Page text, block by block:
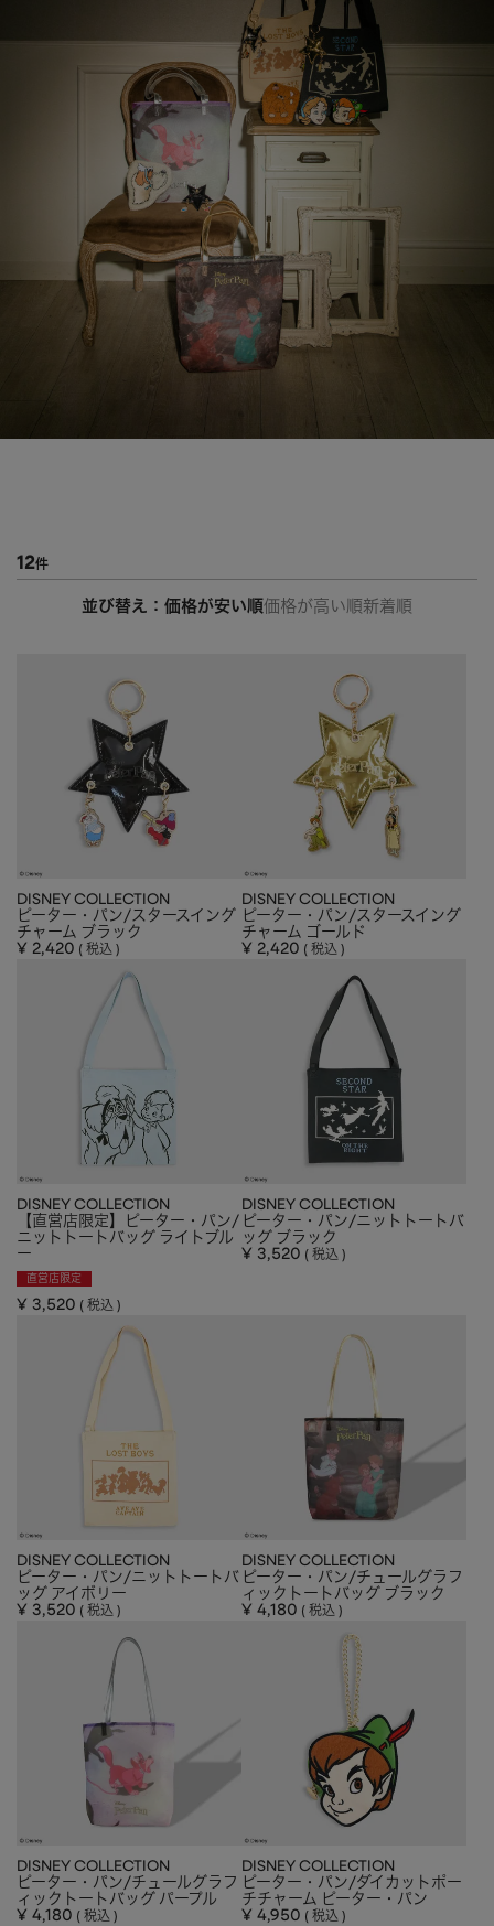
並び替え 価格が安い順価格が高い順新着順
12
DISNEY COLLECTION
ピーター・パン/スタースイング
チャーム ブラック
¥ 2,420 税込
DISNEY COLLECTION
ピーター・パン/スタースイング
チャーム ゴールド
¥ 2,420 税込
DISNEY COLLECTION
【直営店限定】ピーター・パン/
ニットトートバッグ ライトブル
ー
直営店限定
¥ 3,520 税込
DISNEY COLLECTION
ピーター・パン/ニットトートバ
ッグ ブラック
¥ 3,520 税込
DISNEY COLLECTION
ピーター・パン/ニットトートバ
ッグ アイボリー
¥ 3,520 税込
DISNEY COLLECTION
ピーター・パン/チュールグラフ
ィックトートバッグ ブラック
¥ 4,180 税込
DISNEY COLLECTION
ピーター・パン/チュールグラフ
ィックトートバッグ パープル
¥ 4,180 税込
DISNEY COLLECTION
ピーター・パン/ダイカットポー
チチャーム ピーター・パン
¥ 4,950 税込